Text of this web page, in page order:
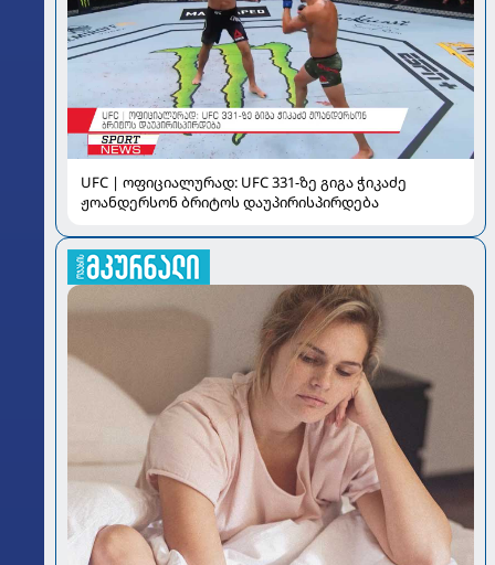
UFC | ოფიციალურად: UFC 331-ზე გიგა ჭიკაძე
ჟოანდერსონ ბრიტოს დაუპირისპირდება